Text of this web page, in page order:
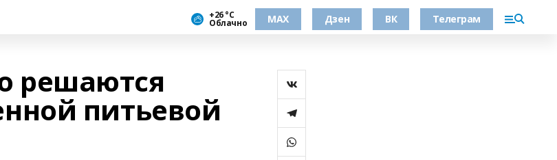
+26 °С
Облачно МАХ Дзен ВК Телеграм
решаются
питьевой